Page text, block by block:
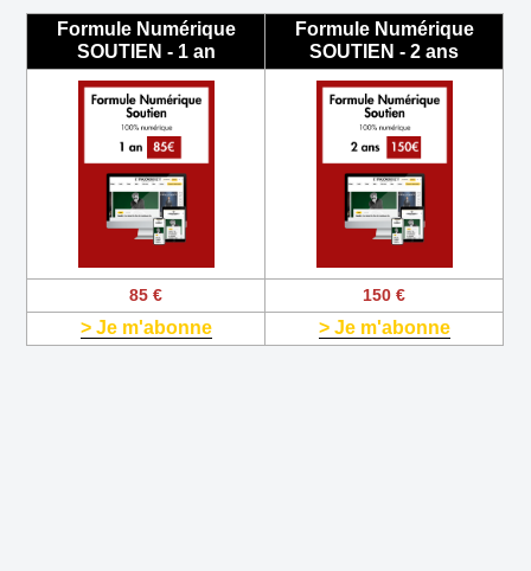
Formule Numérique
SOUTIEN - 1 an
Formule Numérique
SOUTIEN - 2 ans
85 € 150 €
> Je m'abonne > Je m'abonne